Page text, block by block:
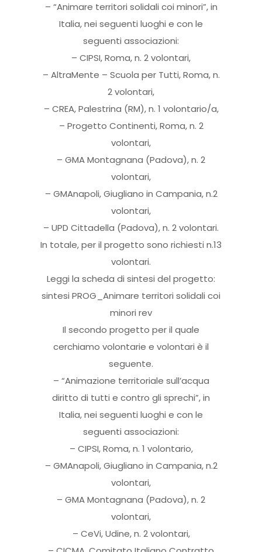
– “Animare territori solidali coi minori”, in
Italia, nei seguenti luoghi e con le
seguenti associazioni:
– CIPSI, Roma, n. 2 volontari,
– AltraMente – Scuola per Tutti, Roma, n.
2 volontari,
– CREA, Palestrina (RM), n. 1 volontario/a,
– Progetto Continenti, Roma, n. 2
volontari,
– GMA Montagnana (Padova), n. 2
volontari,
– GMAnapoli, Giugliano in Campania, n.2
volontari,
– UPD Cittadella (Padova), n. 2 volontari.
In totale, per il progetto sono richiesti n.13
volontari.
Leggi la scheda di sintesi del progetto:
sintesi PROG_Animare territori solidali coi
minori rev
Il secondo progetto per il quale
cerchiamo volontarie e volontari è il
seguente.
– “Animazione territoriale sull’acqua
diritto di tutti e contro gli sprechi”, in
Italia, nei seguenti luoghi e con le
seguenti associazioni:
– CIPSI, Roma, n. 1 volontario,
– GMAnapoli, Giugliano in Campania, n.2
volontari,
– GMA Montagnana (Padova), n. 2
volontari,
– CeVi, Udine, n. 2 volontari,